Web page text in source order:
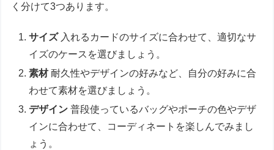
く分けて3つあります。
サイズ入れるカードのサイズに合わせて、適切なサ
イズのケースを選びましょう。
素材耐久性やデザインの好みなど、自分の好みに合
わせて素材を選びましょう。
デザイン 普段使っているバッグやポーチの色やデザ
インに合わせて、コーディネートを楽しんでみまし
ょう。